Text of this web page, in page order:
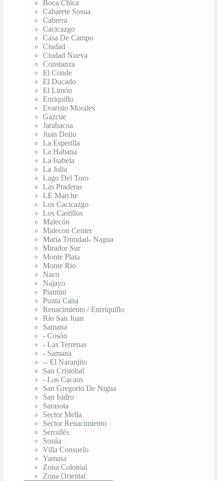
Boca Chica
Cabarete Sosua
Cabrera
Cacicazgo
Casa De Campo
Ciudad
Ciudad Nueva
Constanza
El Conde
El Ducado
El Limón
Enriquillo
Evaristo Morales
Gazcue
Jarabacoa
Juan Dolio
La Esperilla
La Habana
La Isabela
La Julia
Lago Del Toro
Las Praderas
LE Marche
Los Cacicazgo
Los Castillos
Malecón
Malecon Center
Maria Trinidad- Nagua
Mirador Sur
Monte Plata
Monte Rio
Naco
Najayo
Piantini
Punta Cana
Renacimiento / Enrriquillo
Río San Juan
Samana
- Cosón
- Las Terrenas
- Samana
-- El Naranjito
San Cristobal
- Los Cacaos
San Gregorio De Nigua
San Isidro
Sarasota
Sector Mella
Sector Renacimiento
Serrallés
Sosúa
Villa Consuelo
Yamasa
Zona Colonial
Zona Oriental